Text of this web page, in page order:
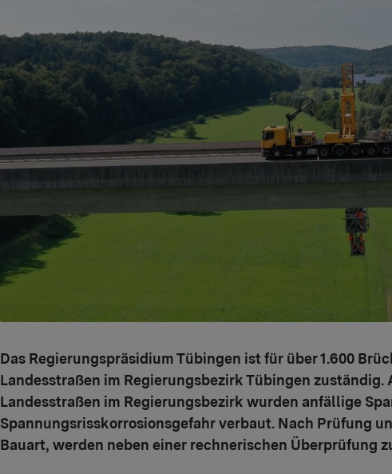
Das Regierungspräsidium Tübingen ist für über 1.600
Landesstraßen im Regierungsbezirk Tübingen zuständig.
Landesstraßen im Regierungsbezirk wurden anfällige
Spannungsrisskorrosionsgefahr verbaut. Nach Prüfung
Bauart, werden neben einer rechnerischen Überprüfung